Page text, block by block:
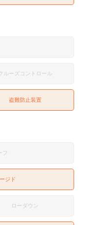
ルーズコントロール
盗難防止装置
フ
ジド
ローダウン